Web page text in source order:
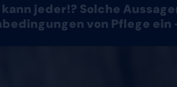
jeder!? Solche
von Pflege ein